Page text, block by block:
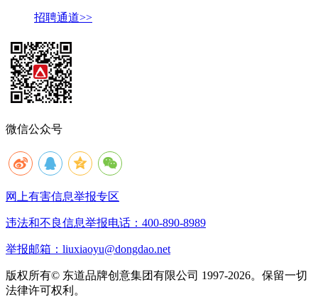
招聘通道>>
微信公众号
网上有害信息举报专区
违法和不良信息举报电话：400-890-8989
举报邮箱：liuxiaoyu@dongdao.net
版权所有© 东道品牌创意集团有限公司 1997-2026。保留一切
法律许可权利。